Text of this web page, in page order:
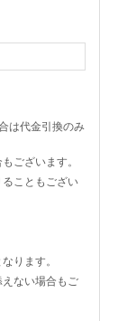
は代金引換のみ
ございます。
こともござい
ります。
ない場合もご